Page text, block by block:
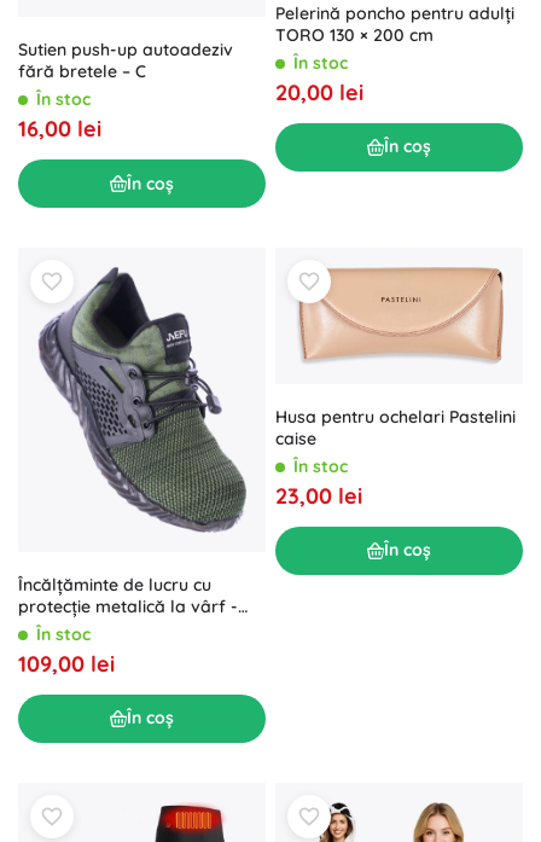
Sutien push-up autoadeziv
fără bretele – C
În stoc
16,00 lei
În coș
Pelerină poncho pentru adulți
TORO 130 × 200 cm
În stoc
20,00 lei
În coș
Încălțăminte de lucru cu
protecție metalică la vârf -
verde – Verde
În stoc
109,00 lei
În coș
Husa pentru ochelari Pastelini
caise
În stoc
23,00 lei
În coș